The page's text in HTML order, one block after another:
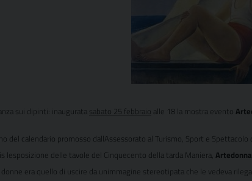
sui dipinti: inaugurata sabato 25 febbraio alle 18 la mostra evento 
del calendario promosso dallAssessorato al Turismo, Sport e
lesposizione delle tavole del Cinquecento della tarda Maniera,  Artedonna
era quello di uscire da unimmagine stereotipata che le vedeva